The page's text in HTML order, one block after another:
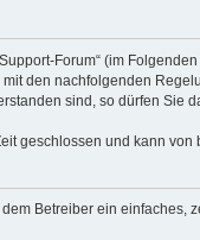
Forum“ (im
den nachfolgenden
sind, so dürfen Sie
geschlossen und kann
Betreiber ein